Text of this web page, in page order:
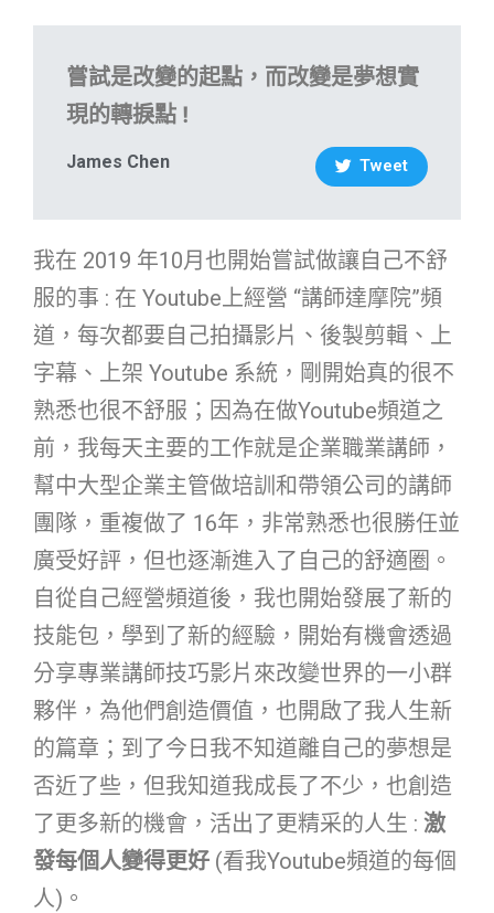
嘗試是改變的起點，而改變是夢想實
現的轉捩點 !
James Chen Tweet
我在 2019 年10月也開始嘗試做讓自己不舒
服的事 : 在 Youtube上經營 “講師達摩院”頻
道，每次都要自己拍攝影片、後製剪輯、上
字幕、上架 Youtube 系統，剛開始真的很不
熟悉也很不舒服；因為在做Youtube頻道之
前，我每天主要的工作就是企業職業講師，
幫中大型企業主管做培訓和帶領公司的講師
團隊，重複做了 16年，非常熟悉也很勝任並
廣受好評，但也逐漸進入了自己的舒適圈。
自從自己經營頻道後，我也開始發展了新的
技能包，學到了新的經驗，開始有機會透過
分享專業講師技巧影片來改變世界的一小群
夥伴，為他們創造價值，也開啟了我人生新
的篇章；到了今日我不知道離自己的夢想是
否近了些，但我知道我成長了不少，也創造
了更多新的機會，活出了更精采的人生 : 激
發每個人變得更好 (看我Youtube頻道的每個
人)。